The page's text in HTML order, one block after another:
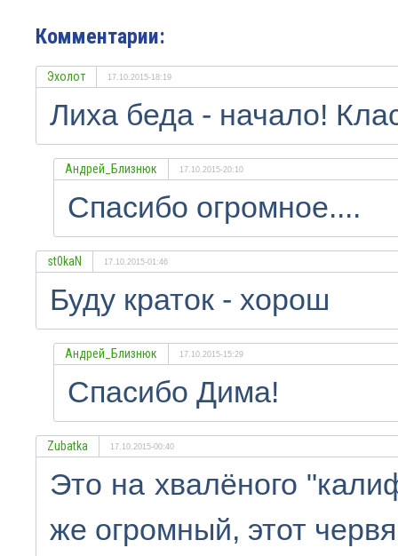
Комментарии:
Эхолот 17.10.2015-18:19
Лиха беда - начало!
Андрей_Близнюк 17.10.2015-20:10
Спасибо огромное....
st0kaN 17.10.2015-01:46
Буду краток - хорош
Андрей_Близнюк 17.10.2015-15:29
Спасибо Дима!
Zubatka 17.10.2015-00:40
Это на хвалёного
же огромный, этот